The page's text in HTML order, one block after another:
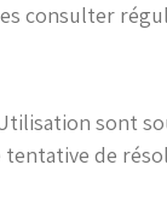
consulter
sont
tentative de